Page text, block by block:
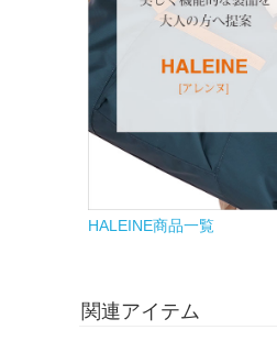
HALEINE商品一覧
関連アイテム